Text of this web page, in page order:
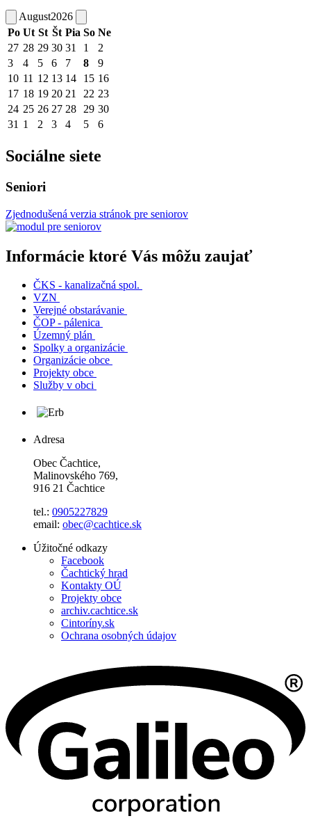
August2026
Po Ut St Št Pia So Ne
27 28 29 30 31 1
2
3
4 5 6 7 8
9
10 11 12 13 14 15 16
17 18 19 20 21 22 23
24 25 26 27 28 29 30
31 1 2 3 4 5 6
Sociálne siete
Seniori
Zjednodušená verzia stránok pre seniorov
Informácie ktoré Vás môžu zaujať
ČKS - kanalizačná spol.
VZN
Verejné obstarávanie
ČOP - pálenica
Územný plán
Spolky a organizácie
Organizácie obce
Projekty obce
Služby v obci
Adresa
Obec Čachtice,
Malinovského 769,
916 21 Čachtice
tel.: 0905227829
email: obec@cachtice.sk
Úžitočné odkazy
Facebook
Čachtický hrad
Kontakty OÚ
Projekty obce
archiv.cachtice.sk
Cintoríny.sk
Ochrana osobných údajov